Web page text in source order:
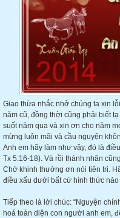
Giao thừa nhắc nhở chúng ta xin
năm cũ, đồng thời cũng phải biết
suốt năm qua và xin ơn cho năm
mừng luôn mãi và cầu nguyện
Anh em hãy làm như vậy, đó là
Tx 5:16-18). Và rồi thánh nhân
Chớ khinh thường ơn nói tiên tri.
điều xấu dưới bất cứ hình thức nào
Tiếp theo là lời chúc: “Nguyện
hoá toàn diện con người anh em,